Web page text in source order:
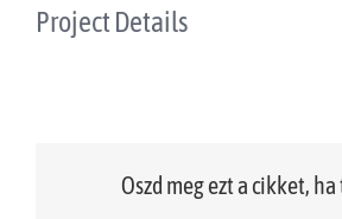
Project Details
Oszd meg ezt a cikket,